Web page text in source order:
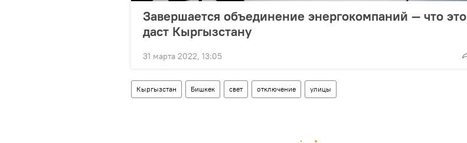
Завершается объединение энергокомпаний — что это
даст Кыргызстану
31 марта 2022, 13:05
Кыргызстан Бишкек свет отключение улицы